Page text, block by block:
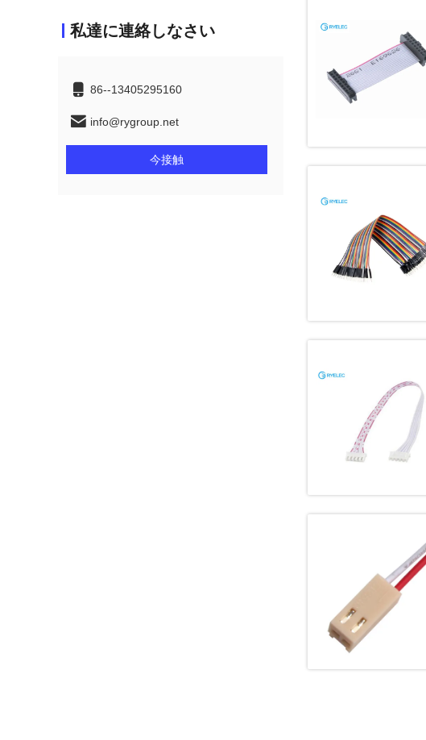
私達に連絡しなさい
86--13405295160
info@rygroup.net
今接触